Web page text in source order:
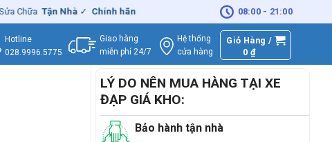
Tận Nhà ✓ Chính hãng – Xuất VAT Miễn phí giao hàng - Sửa
08:00 - 21:00
Hotline
028.9996.5775
Giao hàng
miễn phí 24/7
Hệ thống
cửa hàng
Giỏ Hàng /
0 ₫
LÝ DO NÊN MUA HÀNG TẠI XE
ĐẠP GIÁ KHO:
Bảo hành tận nhà